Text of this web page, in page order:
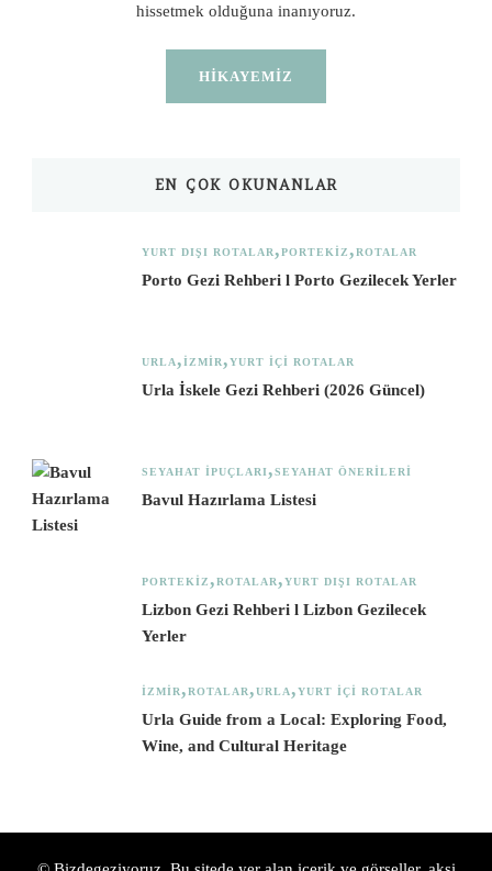
hissetmek olduğuna inanıyoruz.
HIKAYEMIZ
EN ÇOK OKUNANLAR
YURT DIŞI ROTALAR PORTEKIZ ROTALAR
Porto Gezi Rehberi l Porto Gezilecek Yerler
URLA İZMIR YURT İÇI ROTALAR
Urla İskele Gezi Rehberi (2026 Güncel)
SEYAHAT İPUÇLARI SEYAHAT ÖNERILERI
Bavul Hazırlama Listesi
PORTEKIZ ROTALAR YURT DIŞI ROTALAR
Lizbon Gezi Rehberi l Lizbon Gezilecek
Yerler
İZMIR ROTALAR URLA YURT İÇI ROTALAR
Urla Guide from a Local: Exploring Food,
Wine, and Cultural Heritage